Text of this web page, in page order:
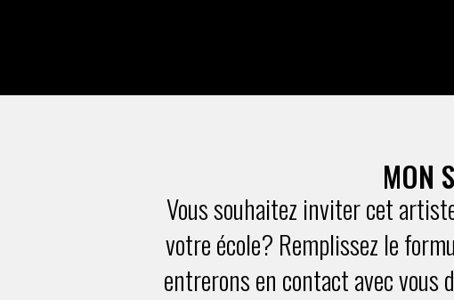
MON
Vous souhaitez inviter cet
votre école? Remplissez le
entrerons en contact avec vous